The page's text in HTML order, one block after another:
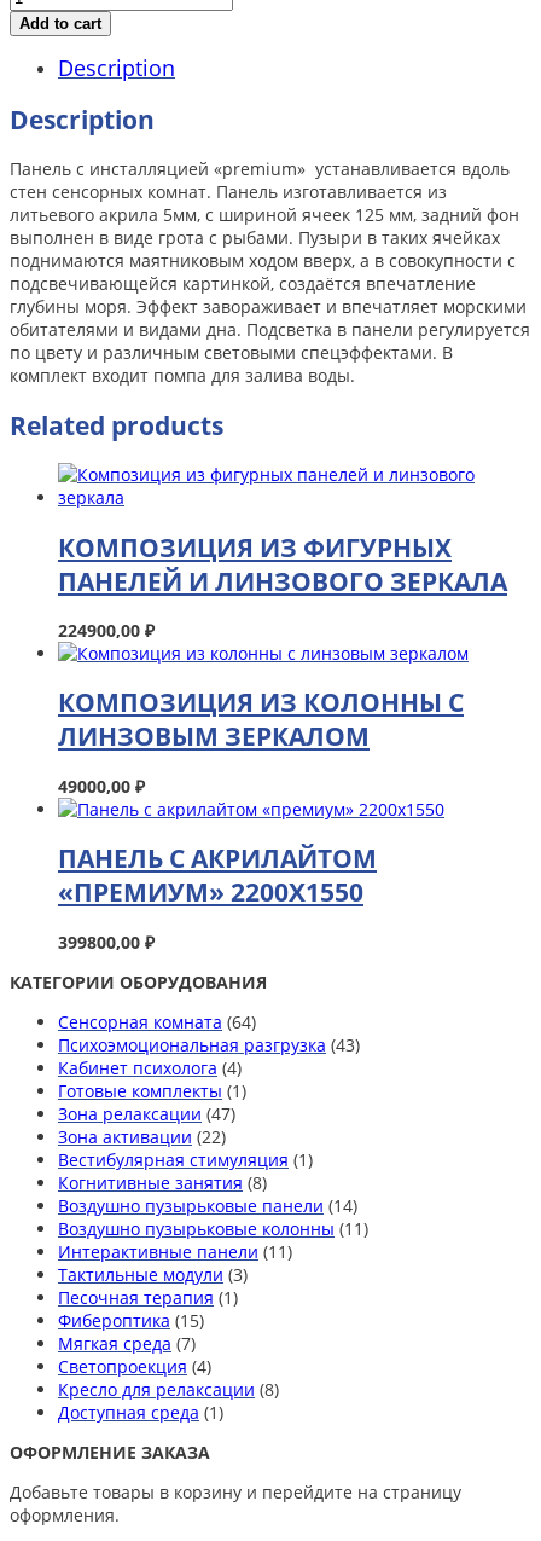
Add to cart
Description
Description
Панель с инсталляцией «premium» устанавливается вдоль
стен сенсорных комнат. Панель изготавливается из
литьевого акрила 5мм, с шириной ячеек 125 мм, задний фон
выполнен в виде грота с рыбами. Пузыри в таких ячейках
поднимаются маятниковым ходом вверх, а в совокупности с
подсвечивающейся картинкой, создаётся впечатление
глубины моря. Эффект завораживает и впечатляет морскими
обитателями и видами дна. Подсветка в панели регулируется
по цвету и различным световыми спецэффектами. В
комплект входит помпа для залива воды.
Related products
КОМПОЗИЦИЯ ИЗ ФИГУРНЫХ
ПАНЕЛЕЙ И ЛИНЗОВОГО ЗЕРКАЛА
224900,00 ₽
КОМПОЗИЦИЯ ИЗ КОЛОННЫ С
ЛИНЗОВЫМ ЗЕРКАЛОМ
49000,00 ₽
ПАНЕЛЬ С АКРИЛАЙТОМ
«ПРЕМИУМ» 2200Х1550
399800,00 ₽
КАТЕГОРИИ ОБОРУДОВАНИЯ
Сенсорная комната (64)
Психоэмоциональная разгрузка (43)
Кабинет психолога (4)
Готовые комплекты (1)
Зона релаксации (47)
Зона активации (22)
Вестибулярная стимуляция (1)
Когнитивные занятия (8)
Воздушно пузырьковые панели (14)
Воздушно пузырьковые колонны (11)
Интерактивные панели (11)
Тактильные модули (3)
Песочная терапия (1)
Фибероптика (15)
Мягкая среда (7)
Светопроекция (4)
Кресло для релаксации (8)
Доступная среда (1)
ОФОРМЛЕНИЕ ЗАКАЗА
Добавьте товары в корзину и перейдите на страницу
оформления.